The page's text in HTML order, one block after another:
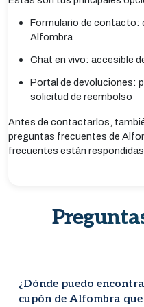
Formulario de contacto:
Alfombra
Chat en vivo: accesible
Portal de devoluciones:
solicitud de reembolso
Antes de contactarlos,
preguntas frecuentes de
frecuentes están respondidas
¿Dónde puedo
cupón de Alfombra